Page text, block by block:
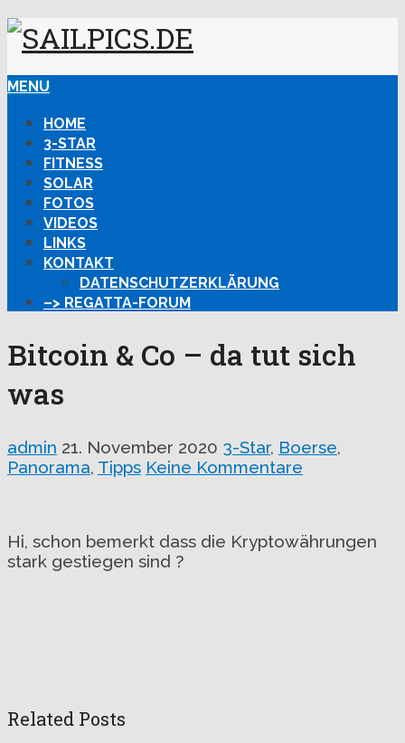
MENU
HOME
3-STAR
FITNESS
SOLAR
FOTOS
VIDEOS
LINKS
KONTAKT
DATENSCHUTZERKLÄRUNG
–> REGATTA-FORUM
Bitcoin & Co – da tut sich
was
admin 21. November 2020 3-Star, Boerse,
Panorama, Tipps Keine Kommentare
Hi, schon bemerkt dass die Kryptowährungen
stark gestiegen sind ?
Related Posts